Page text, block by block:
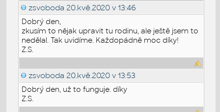
zsvoboda 20.kvě.2020 v 13:46
Dobrý den,
zkusím to nějak upravit tu rodinu, ale ještě jsem to
nedělal. Tak uvidíme. Každopádně moc díky!
Z.S.
zsvoboda 20.kvě.2020 v 13:53
Dobrý den, už to funguje. díky
Z.S.